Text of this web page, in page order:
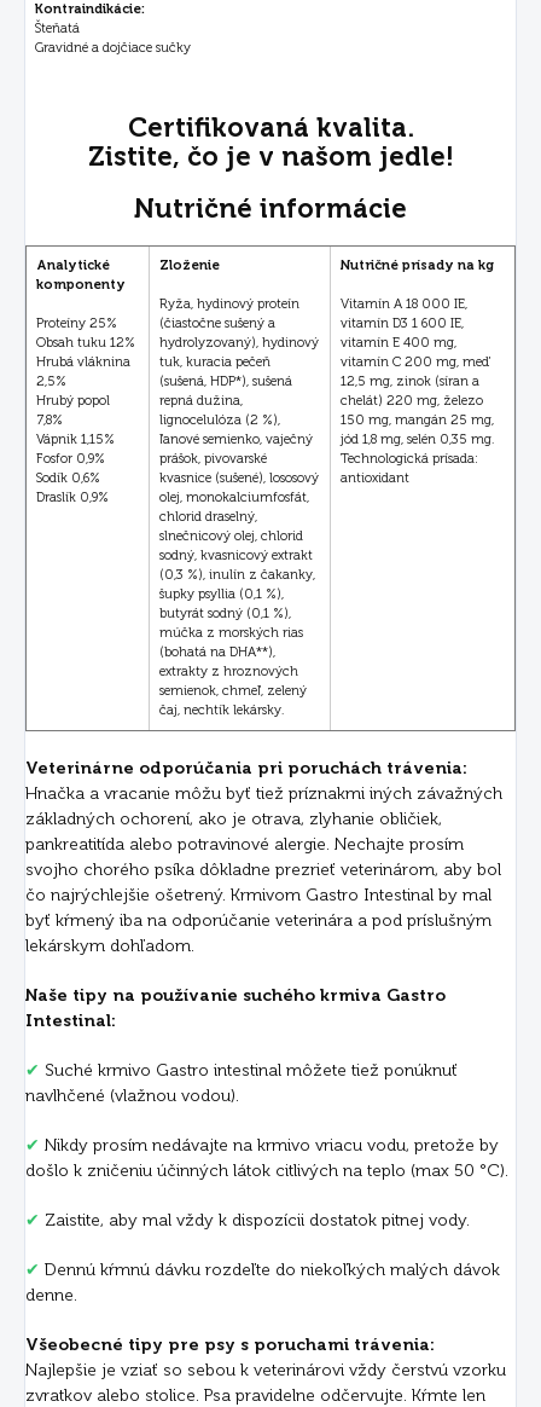
Kontraindikácie:
Šteňatá
Gravidné a dojčiace sučky
Certifikovaná kvalita.
Zistite, čo je v našom jedle!
Nutričné informácie
Analytické
komponenty
Proteíny 25%
Obsah tuku 12%
Hrubá vláknina
2,5%
Hrubý popol
7,8%
Vápnik 1,15%
Fosfor 0,9%
Sodík 0,6%
Draslík 0,9%
Zloženie
Ryža, hydinový proteín
(čiastočne sušený a
hydrolyzovaný), hydinový
tuk, kuracia pečeň
(sušená, HDP*), sušená
repná dužina,
lignocelulóza (2 %),
ľanové semienko, vaječný
prášok, pivovarské
kvasnice (sušené), lososový
olej, monokalciumfosfát,
chlorid draselný,
slnečnicový olej, chlorid
sodný, kvasnicový extrakt
(0,3 %), inulín z čakanky,
šupky psyllia (0,1 %),
butyrát sodný (0,1 %),
múčka z morských rias
(bohatá na DHA**),
extrakty z hroznových
semienok, chmeľ, zelený
čaj, nechtík lekársky.
Nutričné prísady na kg
Vitamín A 18 000 IE,
vitamín D3 1 600 IE,
vitamín E 400 mg,
vitamín C 200 mg, meď
12,5 mg, zinok (síran a
chelát) 220 mg, železo
150 mg, mangán 25 mg,
jód 1,8 mg, selén 0,35 mg.
Technologická prísada:
antioxidant
Veterinárne odporúčania pri poruchách trávenia:
Hnačka a vracanie môžu byť tiež príznakmi iných závažných
základných ochorení, ako je otrava, zlyhanie obličiek,
pankreatitída alebo potravinové alergie. Nechajte prosím
svojho chorého psíka dôkladne prezrieť veterinárom, aby bol
čo najrýchlejšie ošetrený. Krmivom Gastro Intestinal by mal
byť kŕmený iba na odporúčanie veterinára a pod príslušným
lekárskym dohľadom.
Naše tipy na používanie suchého krmiva Gastro
Intestinal:
✔ Suché krmivo Gastro intestinal môžete tiež ponúknuť
navlhčené (vlažnou vodou).
✔ Nikdy prosím nedávajte na krmivo vriacu vodu, pretože by
došlo k zničeniu účinných látok citlivých na teplo (max 50 °C).
✔ Zaistite, aby mal vždy k dispozícii dostatok pitnej vody.
✔ Dennú kŕmnú dávku rozdeľte do niekoľkých malých dávok
denne.
Všeobecné tipy pre psy s poruchami trávenia:
Najlepšie je vziať so sebou k veterinárovi vždy čerstvú vzorku
zvratkov alebo stolice. Psa pravidelne odčervujte. Kŕmte len